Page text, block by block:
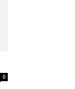
0